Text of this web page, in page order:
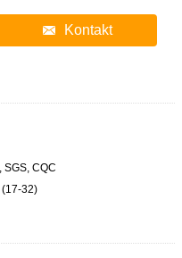
Kontakt
SGS, CQC
(17-32)